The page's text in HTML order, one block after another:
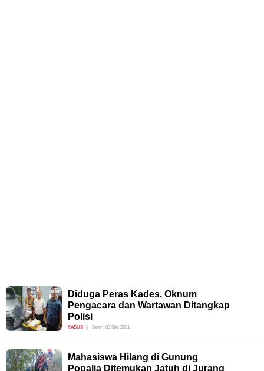
Diduga Peras Kades, Oknum
Pengacara dan Wartawan Ditangkap
Polisi
KASUS Senin, 03 Mei 2021
Mahasiswa Hilang di Gunung
Popalia Ditemukan Jatuh di Jurang